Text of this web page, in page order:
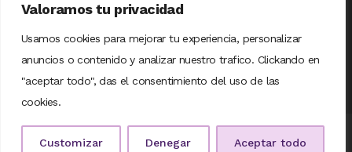
Valoramos tu privacidad
Usamos cookies para mejorar tu experiencia, personalizar
anuncios o contenido y analizar nuestro trafico. Clickando en
"aceptar todo", das el consentimiento del uso de las
cookies.
Customizar Denegar Aceptar todo